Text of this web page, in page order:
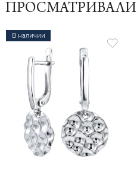
ПРОСМАТРИВАЛИ
В наличии